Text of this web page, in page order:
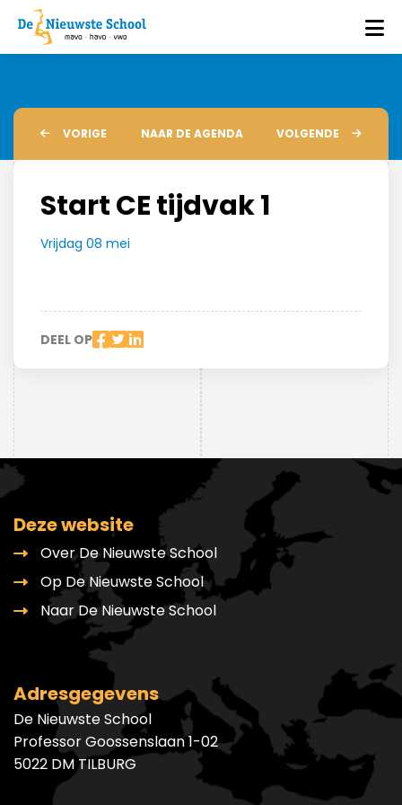
VORIGE NAAR DE AGENDA VOLGENDE
Start CE tijdvak 1
Vrijdag 08 mei
DEEL OP
Deze website
Over De Nieuwste School
Op De Nieuwste School
Naar De Nieuwste School
Adresgegevens
De Nieuwste School
Professor Goossenslaan 1-02
5022 DM TILBURG